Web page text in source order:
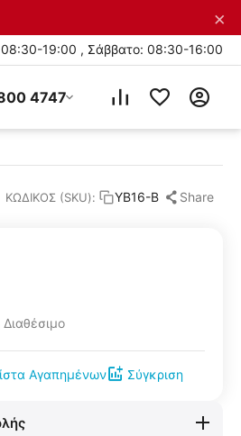
×
19:00 , Σάββατο: 08:30-16:00
4747
ΚΩΔΙΚΟΣ (SKU): YB16-B Share
Αγαπημένων Σύγκριση